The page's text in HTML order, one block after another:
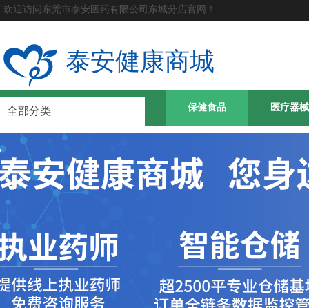
泰安健康商城
欢迎访问东莞市泰安医药有限公司东城分店官网！
全部分类
首页 保健食品 医疗器械